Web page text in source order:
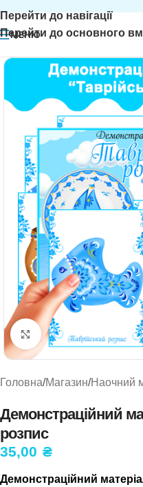
Перейти до навігації
Перейти до основного
МЕНЮ
Натисніть, щоб
Головна/Магазин/Наочний
Демонстраційний
розпис
35,00 ₴
Демонстраційний